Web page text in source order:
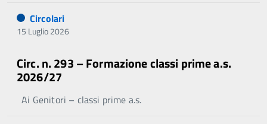
Circolari
15 Luglio 2026
Circ. n. 293 – Formazione classi prime a.s.
2026/27
Ai Genitori – classi prime a.s.